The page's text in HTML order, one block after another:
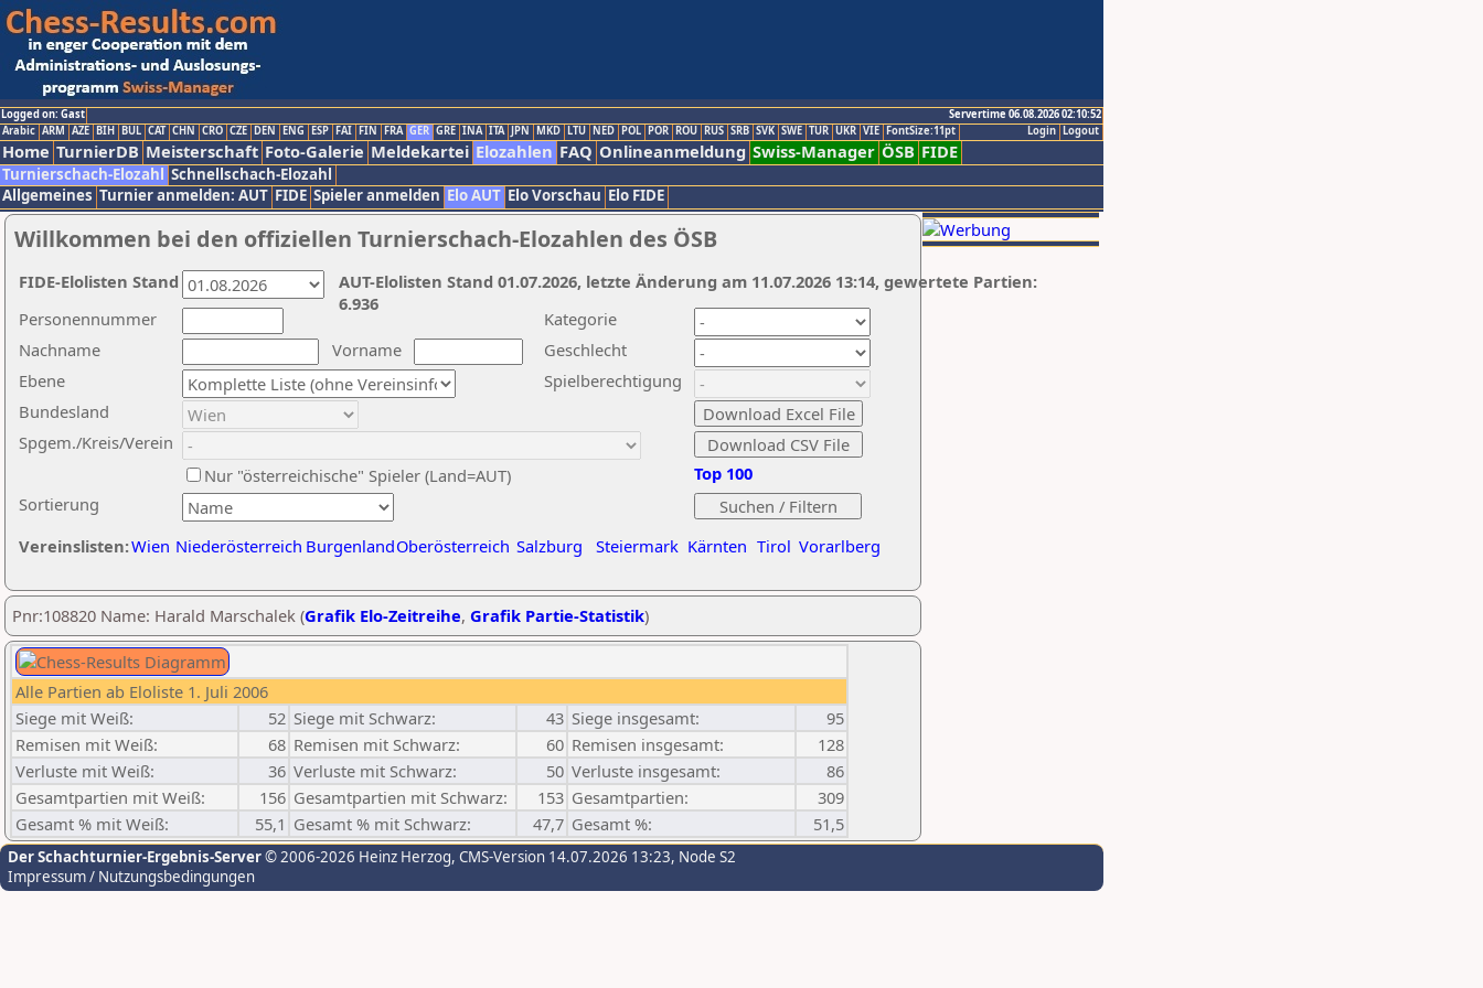
Logged on: Gast
Servertime 06.08.2026 02:10:52
Logout
Login
Arabic ARM AZE BIH BUL CAT CHN CRO CZE DEN ENG ESP FAI FIN FRA GER GRE INA ITA JPN MKD LTU NED POL POR ROU RUS SRB SVK SWE TUR UKR VIE FontSize:11pt
Home TurnierDB Meisterschaft Foto-Galerie Meldekartei Elozahlen FAQ Onlineanmeldung Swiss-Manager ÖSB FIDE
Turnierschach-Elozahl Schnellschach-Elozahl
Allgemeines Turnier anmelden: AUT FIDE Spieler anmelden Elo AUT Elo Vorschau Elo FIDE
Willkommen bei den offiziellen Turnierschach-Elozahlen des ÖSB
Nachname
Vorname
Ebene
Kategorie
Sortierung
Personennummer
Bundesland
Spgem./Kreis/Verein
Geschlecht
Nur "österreichische" Spieler (Land=AUT)
Spielberechtigung
Vereinslisten:Wien Niederösterreich BurgenlandOberösterreich Salzburg Steiermark Kärnten Tirol Vorarlberg
Top 100
AUT-Elolisten Stand 01.07.2026, letzte Änderung am 11.07.2026 13:14, gewertete Partien:
6.936
FIDE-Elolisten Stand
Pnr:108820 Name: Harald Marschalek (Grafik Elo-Zeitreihe, Grafik Partie-Statistik)
Alle Partien ab Eloliste 1. Juli 2006
Siege mit Weiß:
52 Siege mit Schwarz: 43 Siege insgesamt:
95
Remisen mit Weiß:
68 Remisen mit Schwarz: 60 Remisen insgesamt:
128
Verluste mit Weiß:
36 Verluste mit Schwarz: 50 Verluste insgesamt:
86
Gesamtpartien mit Weiß:
156 Gesamtpartien mit Schwarz: 153 Gesamtpartien:
309
Gesamt % mit Weiß:
55,1 Gesamt % mit Schwarz: 47,7 Gesamt %: 51,5
Der Schachturnier-Ergebnis-Server© 2006-2026 Heinz Herzog, CMS-Version 14.07.2026 13:23, Node S2
Impressum / Nutzungsbedingungen